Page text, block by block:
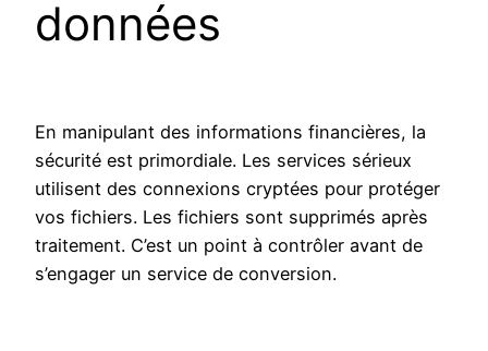
données
En manipulant des informations financières, la
sécurité est primordiale. Les services sérieux
utilisent des connexions cryptées pour protéger
vos fichiers. Les fichiers sont supprimés après
traitement. C’est un point à contrôler avant de
s’engager un service de conversion.